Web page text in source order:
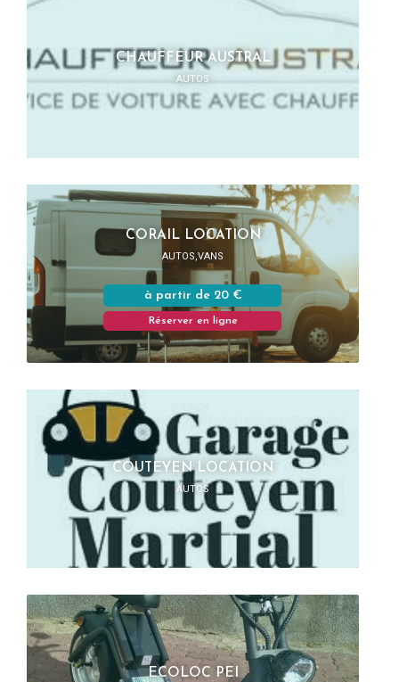
CHAUFFEUR AUSTRAL
AUTOS
CORAIL LOCATION
AUTOS,VANS
à partir de 20 €
Réserver en ligne
COUTEYEN LOCATION
AUTOS
ECOLOC PEI